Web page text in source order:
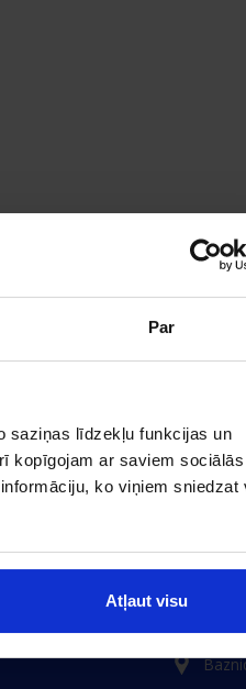
Par
saziņas līdzekļu funkcijas un
kopīgojam ar saviem sociālās
ko viņiem sniedzat
Atļaut visu
Latvijas
ko ražojam ir no mūsu